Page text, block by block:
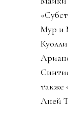
Мур и
также
Аней